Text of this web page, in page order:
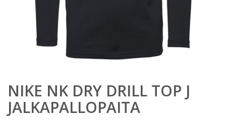
NIKE NK DRY DRILL TOP J
JALKAPALLOPAITA